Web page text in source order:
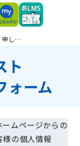
全国統一高校生テスト（高1生部門）申し込みフォーム
ト
ォーム
ムページからの
の個人情報